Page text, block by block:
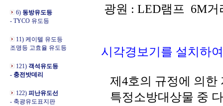
6) 동방유도등
- TYCO 유도등
11) 케이텔 유도등
조명등 고효율 유도등
121) 객석유도등
- 충전밧데리
122) 피난유도선
- 축광유도표지판
광원 : LED램프 6M거
시각경보기를 설치하
제4호의 규정에 의한
특정소방대상